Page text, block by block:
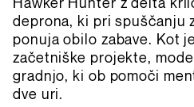
Hawker Hunter z delta
deprona, ki pri spuščanju
ponuja obilo zabave. Kot
začetniške projekte,
gradnjo, ki ob pomoči
dve uri.